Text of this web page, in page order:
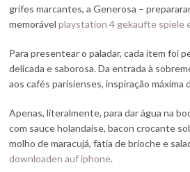
grifes marcantes, a Generosa –
memorável playstation 4 gekaufte spiele
Para presentear o paladar, cada item foi
delicada e saborosa. Da entrada à
aos cafés parisienses, inspiração máxima
Apenas, literalmente, para dar água na
com sauce holandaise, bacon crocante
molho de maracujá, fatia de brioche e
downloaden auf iphone.